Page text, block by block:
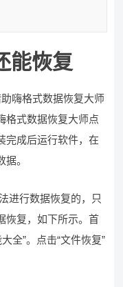
能恢复
嗨格式数据恢复大师
格式数据恢复大师点
完成后运行软件，在
。
进行数据恢复的，只
恢复，如下所示。首
全”。点击“文件恢复”